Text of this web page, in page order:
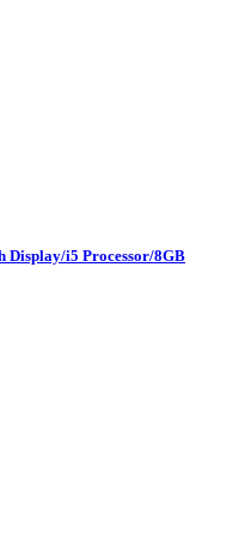
Display/i5 Processor/8GB